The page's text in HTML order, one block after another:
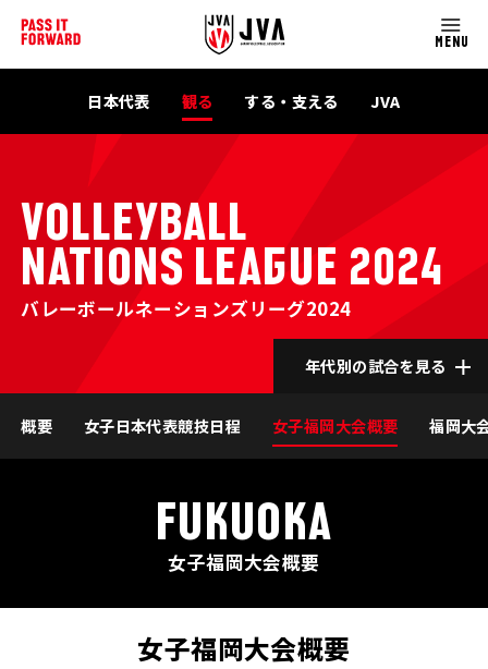
MENU
日本代表 観る する・支える JVA
VOLLEYBALL
NATIONS LEAGUE 2024
バレーボールネーションズリーグ2024
年代別の試合を見る
概要 女子日本代表競技日程 女子福岡大会概要 福岡大
FUKUOKA
女子福岡大会概要
女子福岡大会概要